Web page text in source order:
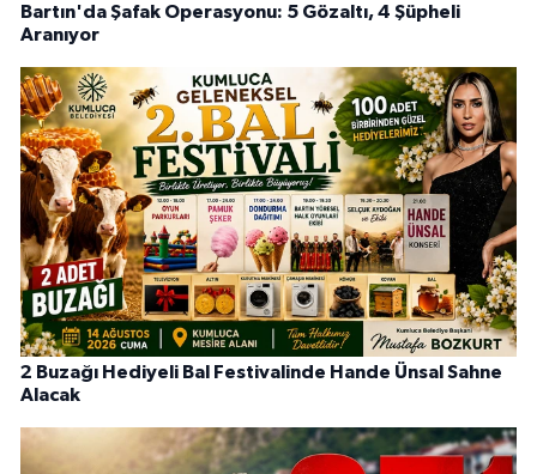
Bartın'da Şafak Operasyonu: 5 Gözaltı, 4 Şüpheli
Aranıyor
2 Buzağı Hediyeli Bal Festivalinde Hande Ünsal Sahne
Alacak